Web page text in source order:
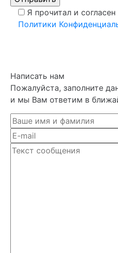
Я прочитал и
Политики
Написать нам
Пожалуйста, заполните
и мы Вам ответим в